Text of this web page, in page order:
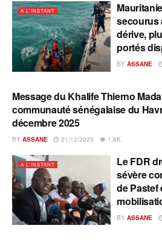
A L'INSTANT
secourus
dérive,
portés
BY ASSANE
A L'INSTANT
Message du Khalife Thierno
communauté sénégalaise du
décembre 2025
BY ASSANE 21/12/2025 1.8K
A L'INSTANT
Le FDR
sévère
de Pastef
BY ASSANE